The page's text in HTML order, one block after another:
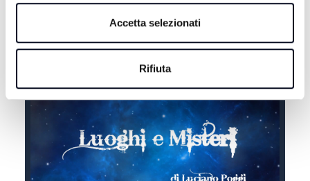
Accetta selezionati
Rifiuta
EXTRA ESTATE